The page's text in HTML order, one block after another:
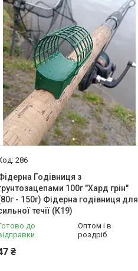
286
Годівниця з
100г "Хард грін"
- 150г) Фідерна годівниця для
течії (К19)
до
Оптом і в
роздріб
₴